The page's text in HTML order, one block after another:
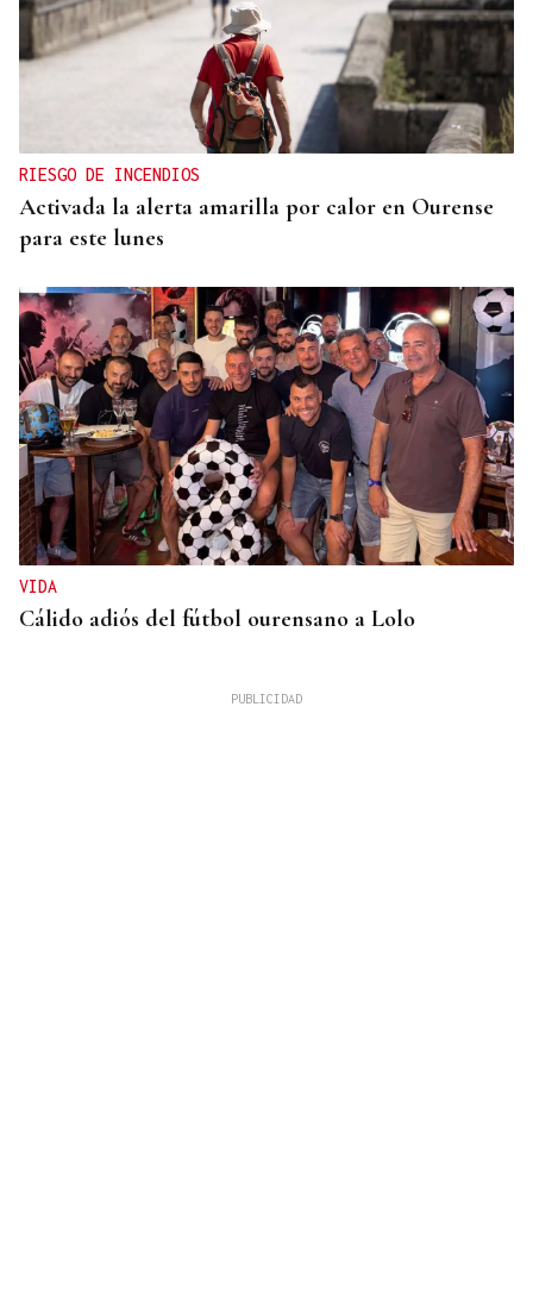
RIESGO DE INCENDIOS
Activada la alerta amarilla por calor en Ourense
para este lunes
VIDA
Cálido adiós del fútbol ourensano a Lolo